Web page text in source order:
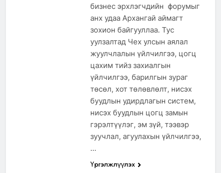
бизнес эрхлэгчдийн форумыг
анх удаа Архангай аймагт
зохион байгууллаа. Тус
уулзалтад Чех улсын аялал
жуулчлалын үйлчилгээ, цогц
цахим тийз захиалгын
үйлчилгээ, барилгын зураг
төсөл, хот төлөвлөлт, нисэх
буудлын удирдлагын систем,
нисэх буудлын цогц замын
гэрэлтүүлэг, эм зүй, тээвэр
зуучлал, агуулахын үйлчилгээ,
…
Үргэлжлүүлэх